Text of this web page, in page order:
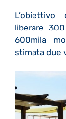
L’obiettivo
liberare
600mila
stimata due